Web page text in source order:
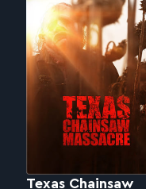
Texas Chainsaw